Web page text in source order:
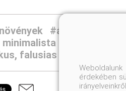
#árnyas kertek
kertek
falusias kertek
érdekében